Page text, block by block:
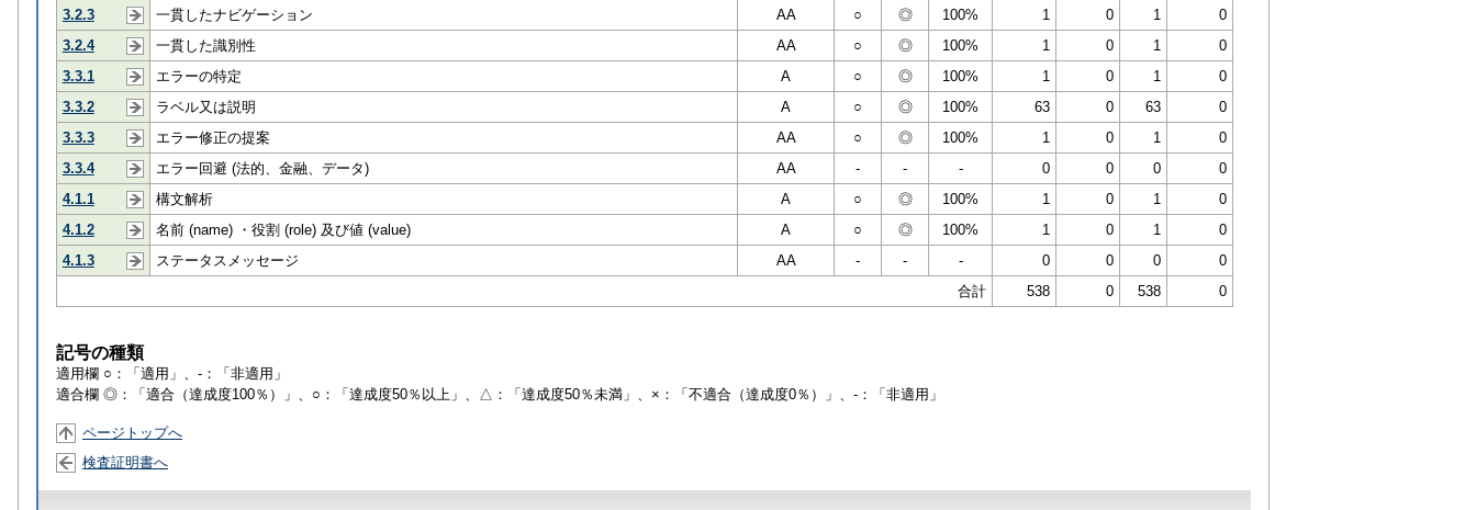
3.2.3
一貫したナビゲーション AA ○ ◎ 100% 1 0 1
0
3.2.4
一貫した識別性 AA ○ ◎ 100% 1 0 1
0
3.3.1
エラーの特定 A ○ ◎ 100% 1 0 1
0
3.3.2
ラベル又は説明 A ○ ◎ 100% 63 0 63
0
3.3.3
エラー修正の提案 AA ○ ◎ 100% 1 0 1
0
3.3.4
エラー回避 (法的、金融、データ) AA - - - 0 0 0
0
4.1.1
構文解析 A ○ ◎ 100% 1 0 1
0
4.1.2
名前 (name) ・役割 (role) 及び値 (value) A ○ ◎ 100% 1 0 1
0
4.1.3
ステータスメッセージ AA - - - 0 0 0
0
合計
538 0 538 0
記号の種類
適用欄 ○：「適用」、-：「非適用」
適合欄 ◎：「適合（達成度100％）」、○：「達成度50％以上」、△：「達成度50％未満」、×：「不適合（達成度0％）」、-：「非適用」
ページトップへ
検査証明書へ